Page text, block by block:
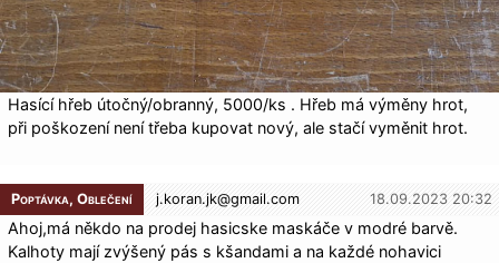
Hasící hřeb útočný/obranný, 5000/ks . Hřeb má výměny hrot,
při poškození není třeba kupovat nový, ale stačí vyměnit hrot.
Poptávka, Oblečení j.koran.jk@gmail.com 18.09.2023 20:32
Ahoj,má někdo na prodej hasicske maskáče v modré barvě.
Kalhoty mají zvýšený pás s kšandami a na každé nohavici